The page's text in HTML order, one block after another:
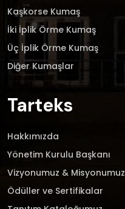
Kaşkorse Kumaş
İki İplik Örme Kumaş
Üç İplik Örme Kumaş
Diğer Kumaşlar
Tarteks
Hakkımızda
Yönetim Kurulu Başkanı
Vizyonumuz & Misyonumuz
Ödüller ve Sertifikalar